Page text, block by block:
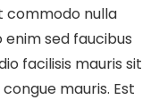
commodo nulla
enim sed faucibus
facilisis mauris sit
mauris. Est